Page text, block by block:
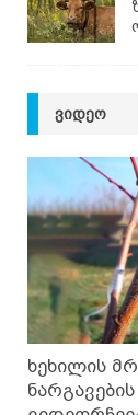
ᲕᲘᲓᲔᲝ
ხეხილის